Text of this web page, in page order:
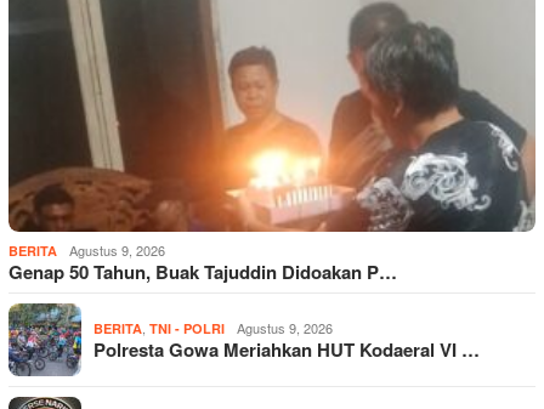
BERITA Agustus 9, 2026
Genap 50 Tahun, Buak Tajuddin Didoakan P…
BERITA TNI - POLRI Agustus 9, 2026
Polresta Gowa Meriahkan HUT Kodaeral VI …